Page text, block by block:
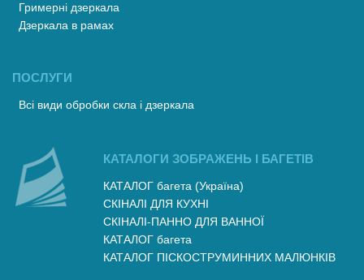
Гримерні дзеркала
Дзеркала в рамах
ПОСЛУГИ
Всі види обробки скла і дзеркала
КАТАЛОГИ ЗОБРАЖЕНЬ І БАГЕТІВ
КАТАЛОГ багета (Україна)
СКІНАЛІ ДЛЯ КУХНІ
СКІНАЛІ-ПАННО ДЛЯ ВАННОЇ
КАТАЛОГ багета
КАТАЛОГ ПІСКОСТРУМИННИХ МАЛЮНКІВ